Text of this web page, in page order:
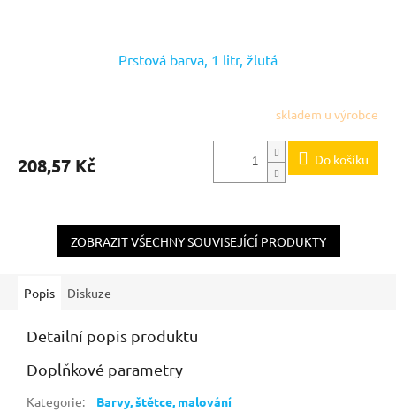
Prstová barva, 1 litr, žlutá
skladem u výrobce
208,57 Kč Do košíku
ZOBRAZIT VŠECHNY SOUVISEJÍCÍ PRODUKTY
Popis Diskuze
Detailní popis produktu
Doplňkové parametry
Kategorie:
Barvy, štětce, malování